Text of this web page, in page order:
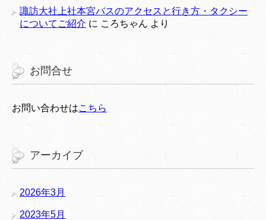
諏訪大社上社本宮バスのアクセスと行き方・タクシー
についてご紹介 に ころちゃん より
お問合せ
お問い合わせはこちら
アーカイブ
2026年3月
2023年5月